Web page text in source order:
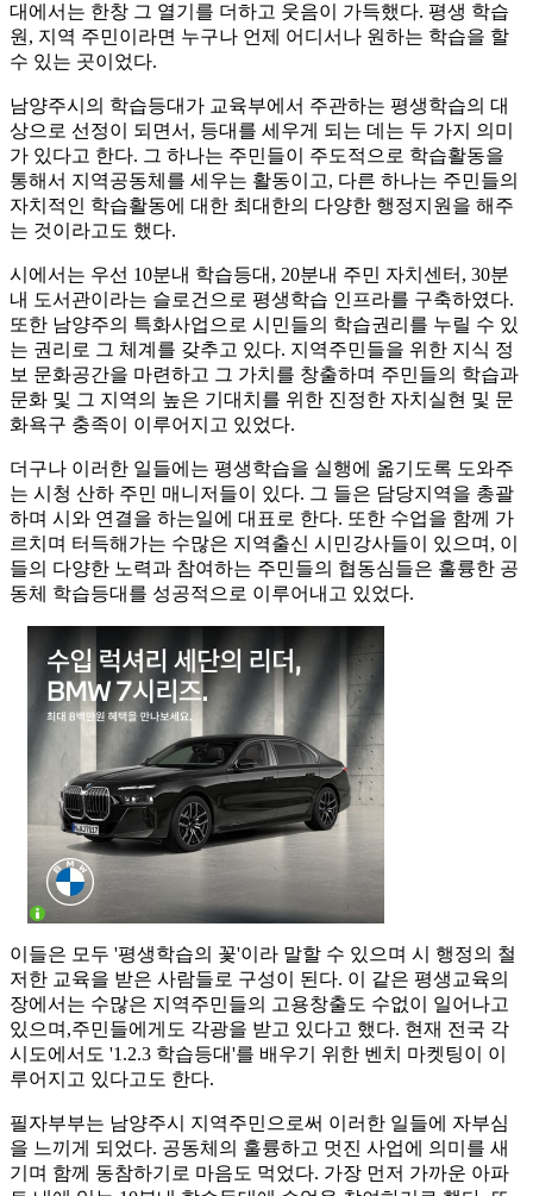
대에서는 한창 그 열기를 더하고 웃음이 가득했다. 평생 학습
원, 지역 주민이라면 누구나 언제 어디서나 원하는 학습을 할
수 있는 곳이었다.
남양주시의 학습등대가 교육부에서 주관하는 평생학습의 대
상으로 선정이 되면서, 등대를 세우게 되는 데는 두 가지 의미
가 있다고 한다. 그 하나는 주민들이 주도적으로 학습활동을
통해서 지역공동체를 세우는 활동이고, 다른 하나는 주민들의
자치적인 학습활동에 대한 최대한의 다양한 행정지원을 해주
는 것이라고도 했다.
시에서는 우선 10분내 학습등대, 20분내 주민 자치센터, 30분
내 도서관이라는 슬로건으로 평생학습 인프라를 구축하였다.
또한 남양주의 특화사업으로 시민들의 학습권리를 누릴 수 있
는 권리로 그 체계를 갖추고 있다. 지역주민들을 위한 지식 정
보 문화공간을 마련하고 그 가치를 창출하며 주민들의 학습과
문화 및 그 지역의 높은 기대치를 위한 진정한 자치실현 및 문
화욕구 충족이 이루어지고 있었다.
더구나 이러한 일들에는 평생학습을 실행에 옮기도록 도와주
는 시청 산하 주민 매니저들이 있다. 그 들은 담당지역을 총괄
하며 시와 연결을 하는일에 대표로 한다. 또한 수업을 함께 가
르치며 터득해가는 수많은 지역출신 시민강사들이 있으며, 이
들의 다양한 노력과 참여하는 주민들의 협동심들은 훌륭한 공
동체 학습등대를 성공적으로 이루어내고 있었다.
이들은 모두 '평생학습의 꽃'이라 말할 수 있으며 시 행정의 철
저한 교육을 받은 사람들로 구성이 된다. 이 같은 평생교육의
장에서는 수많은 지역주민들의 고용창출도 수없이 일어나고
있으며,주민들에게도 각광을 받고 있다고 했다. 현재 전국 각
시도에서도 '1.2.3 학습등대'를 배우기 위한 벤치 마켓팅이 이
루어지고 있다고도 한다.
필자부부는 남양주시 지역주민으로써 이러한 일들에 자부심
을 느끼게 되었다. 공동체의 훌륭하고 멋진 사업에 의미를 새
기며 함께 동참하기로 마음도 먹었다. 가장 먼저 가까운 아파